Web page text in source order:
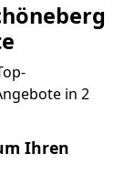
in 2
Ihren